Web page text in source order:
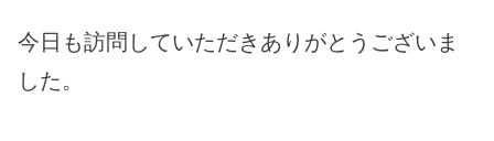
今日も訪問していただきありがとうございま
した。